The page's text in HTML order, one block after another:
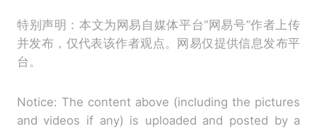
特别声明：本文为网易自媒体平台“网易号”作者上传
并发布，仅代表该作者观点。网易仅提供信息发布平
台。
Notice: The content above (including the pictures
and videos if any) is uploaded and posted by a